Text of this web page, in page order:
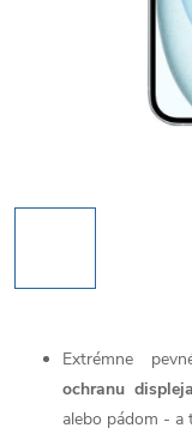
Extrémne
ochranu
alebo pádom - a